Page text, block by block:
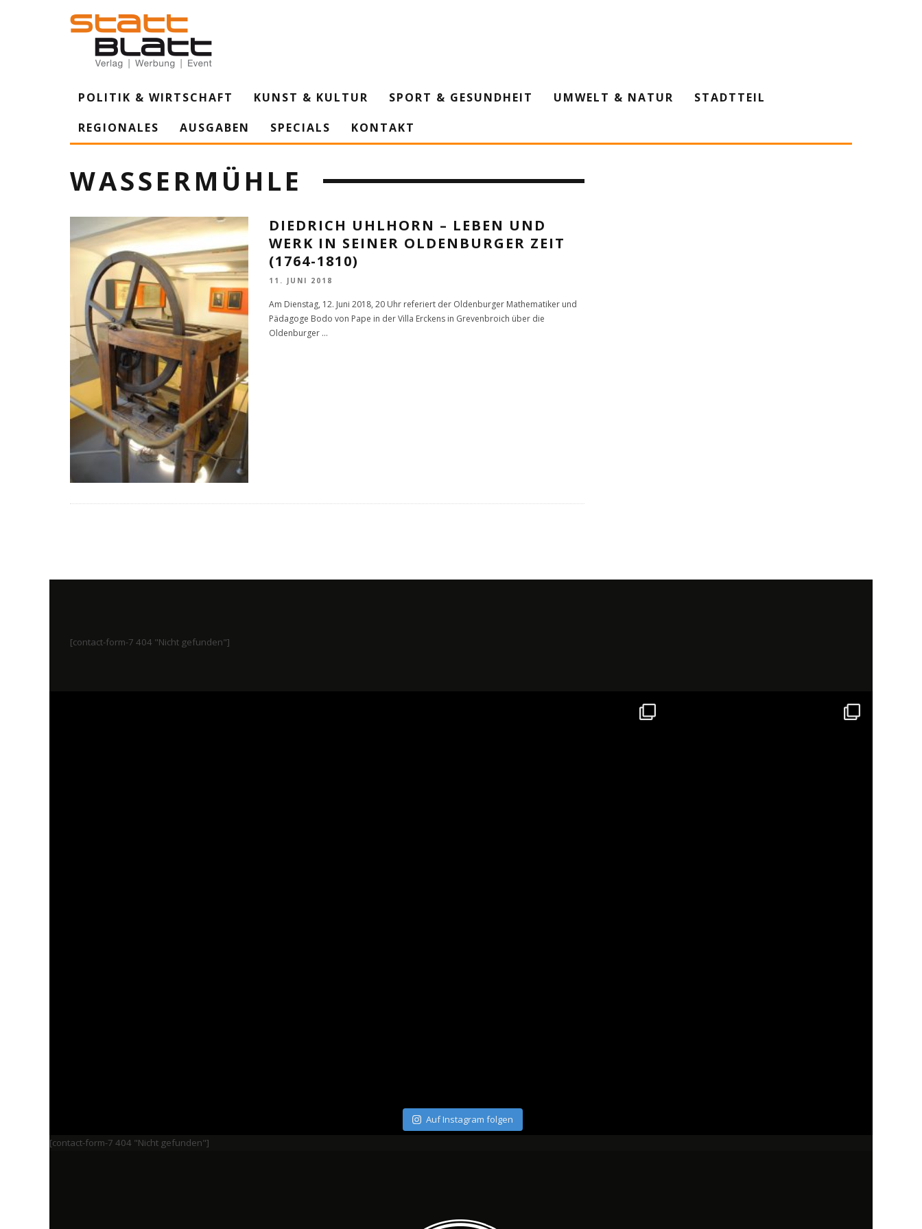
POLITIK & WIRTSCHAFT KUNST & KULTUR SPORT & GESUNDHEIT UMWELT & NATUR
STADTTEIL
REGIONALES
AUSGABEN SPECIALS KONTAKT
WASSERMÜHLE
DIEDRICH UHLHORN – LEBEN UND
WERK IN SEINER OLDENBURGER ZEIT
(1764-1810)
11. JUNI 2018
Am Dienstag, 12. Juni 2018, 20 Uhr referiert der Oldenburger Mathematiker und
Pädagoge Bodo von Pape in der Villa Erckens in Grevenbroich über die
Oldenburger ...
[contact-form-7 404 "Nicht gefunden"]
Auf Instagram folgen
[contact-form-7 404 "Nicht gefunden"]